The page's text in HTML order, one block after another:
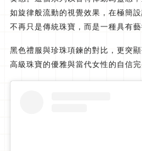
如旋律般流動的視覺效果，在極簡
不再只是傳統珠寶，而是一種具有藝
黑色禮服與珍珠項鍊的對比，更突
高級珠寶的優雅與當代女性的自信完